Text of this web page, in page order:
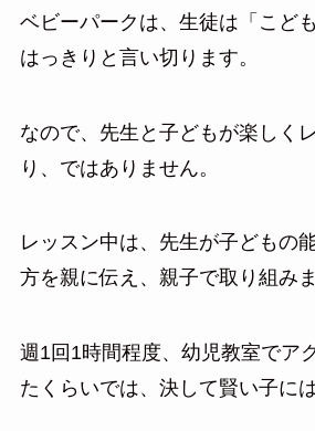
ベビーパークは、生徒は「こど
はっきりと言い切ります。
なので、先生と子どもが楽しく
り、ではありません。
レッスン中は、先生が子どもの
方を親に伝え、親子で取り組みま
週1回1時間程度、幼児教室でア
たくらいでは、決して賢い子に